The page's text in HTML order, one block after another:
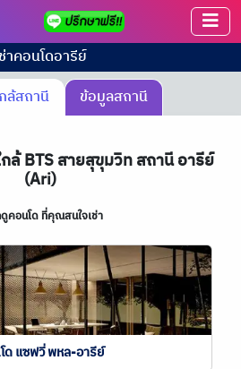
าคอนโดอารีย์
ล้สถานี
ข้อมูลสถานี
กล้ BTS สายสุขุมวิท สถานี อารีย์
(Ari)
ดูคอนโด ที่คุณสนใจเช่า
ด แซฟวี่ พหล-อารีย์